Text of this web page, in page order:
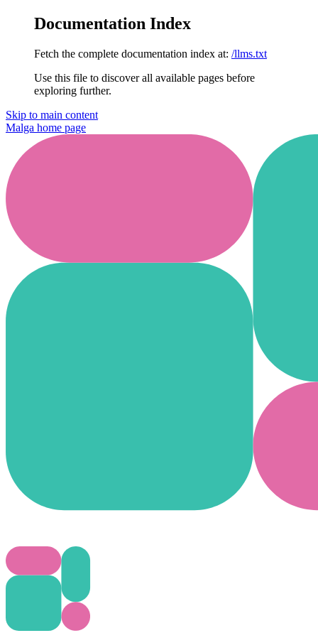
Documentation Index
Fetch the complete documentation index at: /llms.txt
Use this file to discover all available pages before
exploring further.
Skip to main content
Malga home page